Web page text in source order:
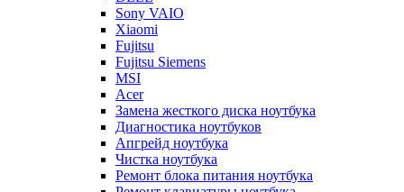
Sony VAIO
Xiaomi
Fujitsu
Fujitsu Siemens
MSI
Acer
Замена жесткого диска ноутбука
Диагностика ноутбуков
Апгрейд ноутбука
Чистка ноутбука
Ремонт блока питания ноутбука